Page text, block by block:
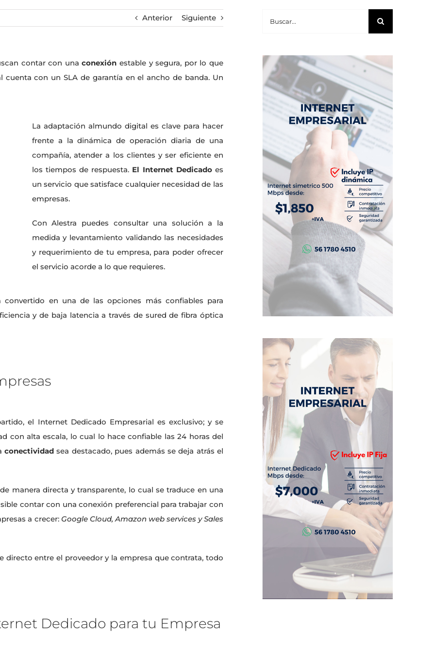
Anterior Siguiente
contar con unaconexión estable y segura, por lo que
con un SLA de garantía en el ancho de banda. Un
La adaptación almundo digital es clave para hacer
frente a la dinámica de operación diaria de una
compañía, atender a los clientes y ser eficiente en
los tiempos de respuesta. El Internet Dedicadoes
un servicio que satisface cualquier necesidad de las
empresas.
Con Alestra puedes consultar una solución a la
medida y levantamiento validando las necesidades
y requerimiento de tu empresa, para poder ofrecer
el servicio acorde a lo que requieres.
en una de las opciones más confiables para
y de baja latencia a través de sured de fibra óptica
el Internet Dedicado Empresarial es exclusivo; y se
con alta escala, lo cual lo hace confiable las 24 horas del
conectividadsea destacado, pues además se deja atrás el
manera directa y transparente, lo cual se traduce en una
contar con una conexión preferencial para trabajar con
a crecer: Google Cloud, Amazon web services y Sales
directo entre el proveedor y la empresa que contrata, todo
Dedicado para tu Empresa